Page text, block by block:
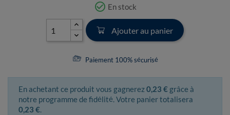
check_circle_outline En stock
Ajouter au panier
Paiement 100% sécurisé
En achetant ce produit vous gagnerez0,23 € grâce à
notre programme de fidélité. Votre panier totalisera
0,23 €.